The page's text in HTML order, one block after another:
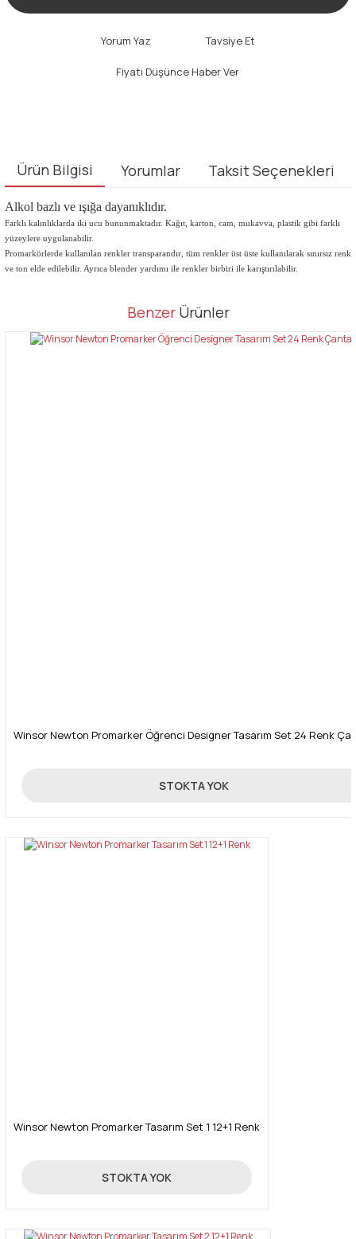
Yorum Yaz Tavsiye Et
Fiyatı Düşünce Haber Ver
Ürün Bilgisi Yorumlar Taksit Seçenekleri
Alkol bazlı ve ışığa dayanıklıdır.
Farklı kalınlıklarda iki ucu bununmaktadır. Kağıt, karton, cam, mukavva, plastik gibi farklı
yüzeylere uygulanabilir.
Promarkörlerde kullanılan renkler transparandır, tüm renkler üst üste kullanılarak sınırsız renk
ve ton elde edilebilir. Ayrıca blender yardımı ile renkler birbiri ile karıştırılabilir.
Bu ürüne ilk yorumu siz yapın!
Bu ürünün fiyat bilgisi, resim, ürün açıklamalarında ve diğer
tarafımıza iletebilirsiniz.
Benzer Ürünler
Winsor Newton Promarker Öğrenci Designer Tasarım Set 24 Renk
750,00 TL
STOKTA YOK
Winsor Newton Promarker Tasarım Set 1 12+1 Renk
390,00 TL
STOKTA YOK